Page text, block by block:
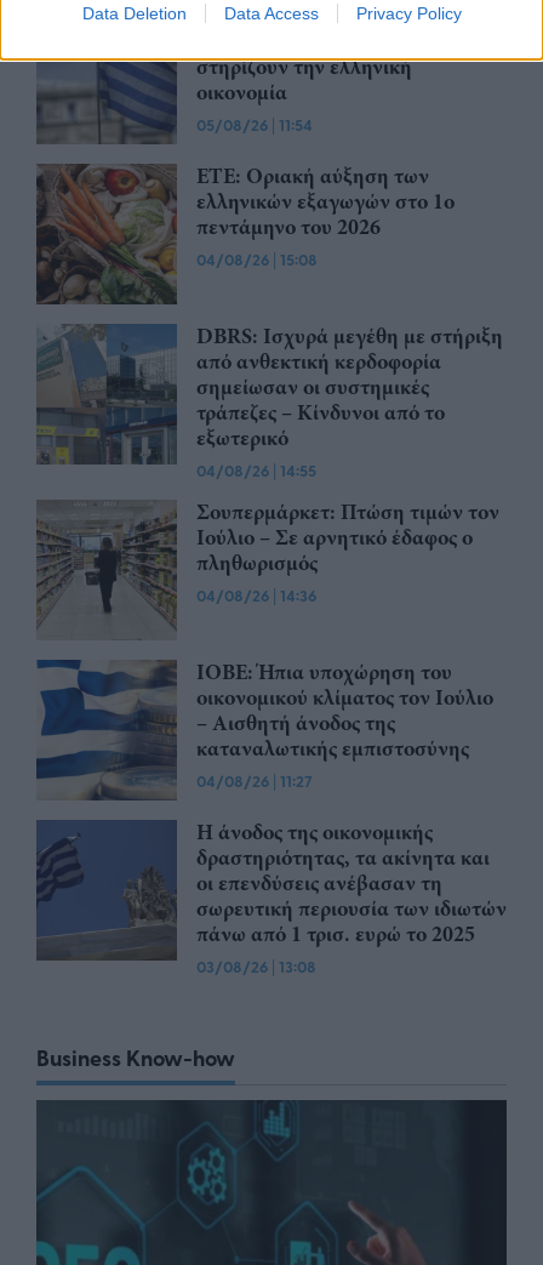
Data Deletion Data Access Privacy Policy
ICAP CRIF: Ανάπτυξη,
στηρίζουν την ελληνική
οικονομία
05/08/26 | 11:54
ΕΤΕ: Οριακή αύξηση των
ελληνικών εξαγωγών στο 1ο
πεντάμηνο του 2026
04/08/26 | 15:08
DBRS: Ισχυρά μεγέθη με στήριξη
από ανθεκτική κερδοφορία
σημείωσαν οι συστημικές
τράπεζες – Kίνδυνοι από το
εξωτερικό
04/08/26 | 14:55
Σουπερμάρκετ: Πτώση τιμών τον
Ιούλιο – Σε αρνητικό έδαφος ο
πληθωρισμός
04/08/26 | 14:36
ΙΟΒΕ: Ήπια υποχώρηση του
οικονομικού κλίματος τον Ιούλιο
– Αισθητή άνοδος της
καταναλωτικής εμπιστοσύνης
04/08/26 | 11:27
Η άνοδος της οικονομικής
δραστηριότητας, τα ακίνητα και
οι επενδύσεις ανέβασαν τη
σωρευτική περιουσία των ιδιωτών
πάνω από 1 τρισ. ευρώ το 2025
03/08/26 | 13:08
Business Know-how